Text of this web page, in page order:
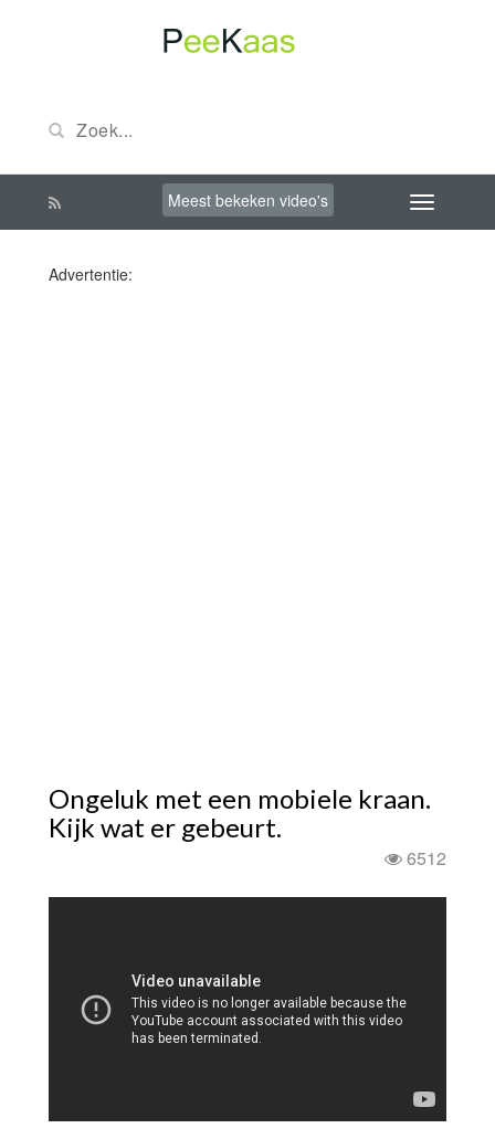
Meest bekeken video's
Advertentie:
Ongeluk met een mobiele kraan.
Kijk wat er gebeurt.
6512